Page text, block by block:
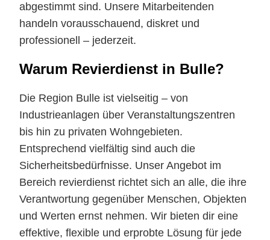
abgestimmt sind. Unsere Mitarbeitenden
handeln vorausschauend, diskret und
professionell – jederzeit.
Warum Revierdienst in Bulle?
Die Region Bulle ist vielseitig – von
Industrieanlagen über Veranstaltungszentren
bis hin zu privaten Wohngebieten.
Entsprechend vielfältig sind auch die
Sicherheitsbedürfnisse. Unser Angebot im
Bereich revierdienst richtet sich an alle, die ihre
Verantwortung gegenüber Menschen, Objekten
und Werten ernst nehmen. Wir bieten dir eine
effektive, flexible und erprobte Lösung für jede